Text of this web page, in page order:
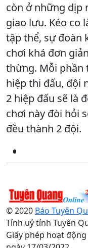
còn ở những dịp
giao lưu. Kéo co
tập thể, sự đoàn
chơi khá đơn
thừng. Mỗi phần
hiệp thi đấu, đội
2 hiệp đấu sẽ là
chơi này đòi hỏi
đều thành 2 đội.
© 2020 Báo Tuyên
Tỉnh uỷ tỉnh Tuyên
Giấy phép hoạt động